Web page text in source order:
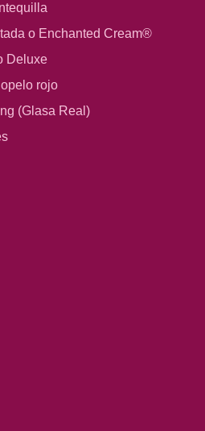
o Enchanted Cream®
Deluxe
rojo
(Glasa Real)